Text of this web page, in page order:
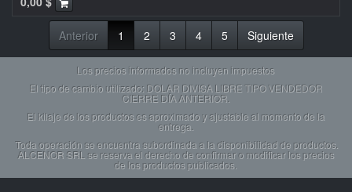
Anterior 1 2 3 4 5 Siguiente
Los precios informados no incluyen impuestos
El tipo de cambio utilizado: DOLAR DIVISA LIBRE TIPO VENDEDOR
CIERRE DÍA ANTERIOR.
El kilaje de los productos es aproximado y ajustable al momento de la
entrega.
Toda operación se encuentra subordinada a la disponibilidad de productos.
ALCENOR SRL se reserva el derecho de confirmar o modificar los precios
de los productos publicados.